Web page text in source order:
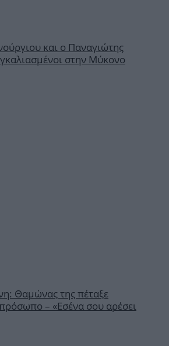
και ο Παναγιώτης
στην Μύκονο
Θαμώνας της πέταξε
– «Εσένα σου αρέσει